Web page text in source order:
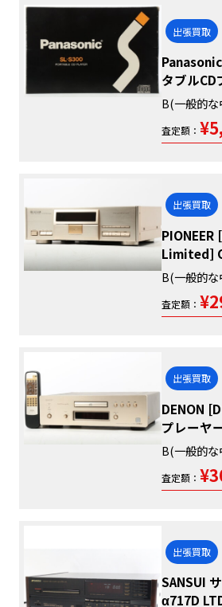
出張買取
タブルCD
B(一般的な
査定額：
出張買取
PIONEER
Limited]
B(一般的な
査定額：
出張買取
DENON
プレーヤ
B(一般的な
査定額：
出張買取
SANSUI
α717D